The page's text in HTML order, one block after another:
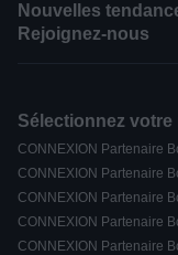
Nouvelles
Rejoignez-nous
Sélectionnez votre
CONNEXION Partenaire
CONNEXION Partenaire
CONNEXION Partenaire
CONNEXION Partenaire
CONNEXION Partenaire